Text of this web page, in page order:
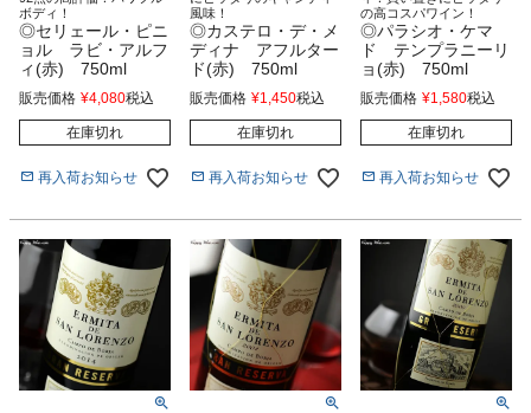
ボディ！
◎セリェール・ピニ
ョル ラビ・アルフ
ィ(赤) 750ml
販売価格 ¥4,080税込
在庫切れ
再入荷お知らせ
風味！
◎カステロ・デ・メ
ディナ アフルター
ド(赤) 750ml
販売価格 ¥1,450税込
在庫切れ
再入荷お知らせ
の高コスパワイン！
◎パラシオ・ケマ
ド テンプラニーリ
ョ(赤) 750ml
販売価格 ¥1,580税込
在庫切れ
再入荷お知らせ